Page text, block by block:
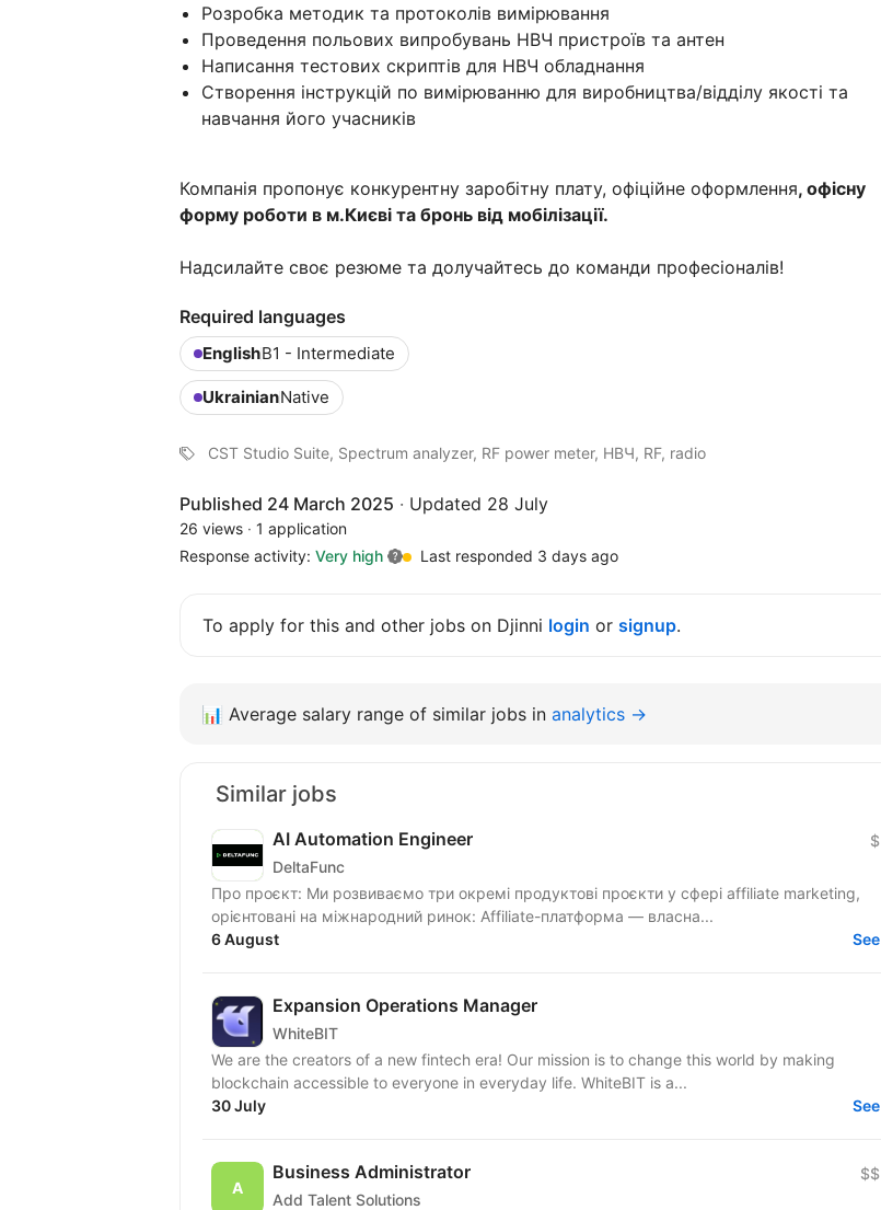
Розробка методик та протоколів вимірювання
Проведення польових випробувань НВЧ пристроїв та антен
Написання тестових скриптів для НВЧ обладнання
Створення інструкцій по вимірюванню для виробництва/відділу якості та
навчання його учасників
Компанія пропонує конкурентну заробітну плату, офіційне оформлення, офісну
форму роботи в м.Києві та бронь від мобілізації.
Надсилайте своє резюме та долучайтесь до команди професіоналів!
Required languages
EnglishB1 - Intermediate
UkrainianNative
CST Studio Suite, Spectrum analyzer, RF power meter, НВЧ, RF, radio
Published 24 March 2025 · Updated 28 July
26 views · 1 application
Response activity: Very high Last responded 3 days ago
To apply for this and other jobs on Djinni login or signup.
📊 Average salary range of similar jobs in analytics →
Similar jobs
AI Automation Engineer
DeltaFunc
$
Про проєкт: Ми розвиваємо три окремі продуктові проєкти у сфері affiliate marketing,
орієнтовані на міжнародний ринок: Affiliate-платформа — власна...
6 August
See
Expansion Operations Manager
WhiteBIT
We are the creators of a new fintech era! Our mission is to change this world by making
blockchain accessible to everyone in everyday life. WhiteBIT is a...
30 July
See
Business Administrator
Add Talent Solutions
$$